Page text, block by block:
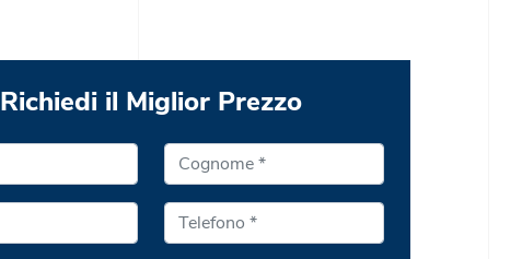
Richiedi il Miglior Prezzo